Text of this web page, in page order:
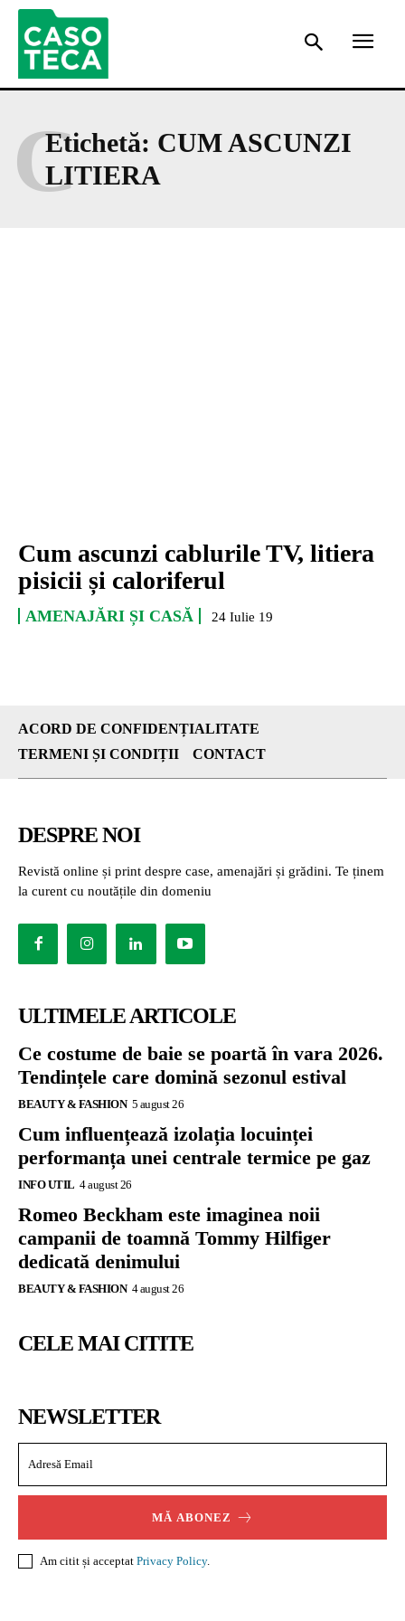
Etichetă: CUM ASCUNZI
LITIERA
C
Cum ascunzi cablurile TV, litiera
pisicii și caloriferul
AMENAJĂRI ȘI CASĂ 24 Iulie 19
ACORD DE CONFIDENȚIALITATE
TERMENI ȘI CONDIȚII
CONTACT
DESPRE NOI
Revistă online și print despre case, amenajări și grădini. Te ținem
la curent cu noutățile din domeniu
ULTIMELE ARTICOLE
Ce costume de baie se poartă în vara 2026.
Tendințele care domină sezonul estival
BEAUTY & FASHION 5 august 26
Cum influențează izolația locuinței
performanța unei centrale termice pe gaz
INFO UTIL 4 august 26
Romeo Beckham este imaginea noii
campanii de toamnă Tommy Hilfiger
dedicată denimului
BEAUTY & FASHION 4 august 26
CELE MAI CITITE
NEWSLETTER
MĂ ABONEZ
Am citit și acceptat Privacy Policy.